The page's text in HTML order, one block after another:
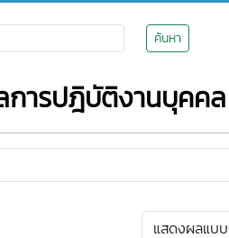
ค้นหา
การปฎิบัติงานบุคคล